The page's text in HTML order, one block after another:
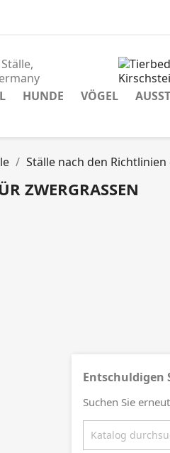
HUNDE VÖGEL
Ställe nach den Richtlinien
ZWERGRASSEN
Entschuldigen
Suchen Sie erneut